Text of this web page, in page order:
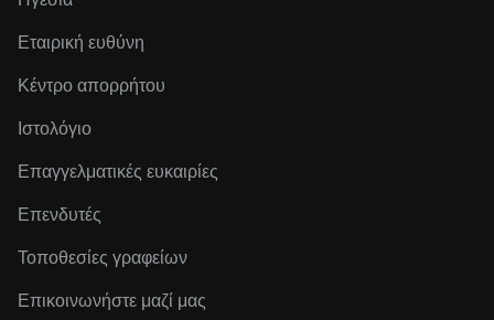
Εταιρική ευθύνη
Κέντρο απορρήτου
Ιστολόγιο
Επαγγελματικές ευκαιρίες
Επενδυτές
Τοποθεσίες γραφείων
Επικοινωνήστε μαζί μας